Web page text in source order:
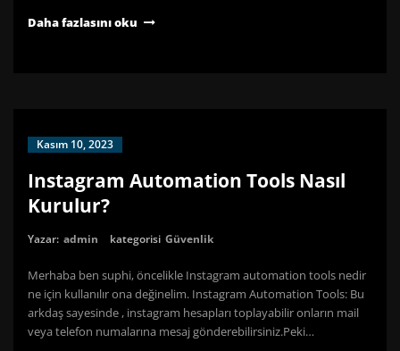
Daha fazlasını oku
Kasım 10, 2023
Instagram Automation Tools Nasıl
Kurulur?
Yazar: admin kategorisi Güvenlik
Merhaba ben suphi, öncelikle Instagram automation tools nedir
ne için kullanılır ona değinelim. Instagram Automation Tools: Bu
arkdaş sayesinde , instagram hesapları toplayabilir onların mail
veya telefon numalarına mesaj gönderebilirsiniz.Peki…